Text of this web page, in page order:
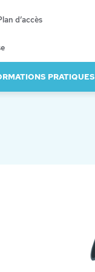
d’accès
PRATIQUES